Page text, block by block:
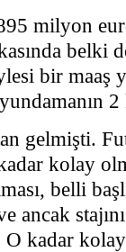
milyon
belki
bir maaş
gelmişti.
kolay
belli
ancak
kadar